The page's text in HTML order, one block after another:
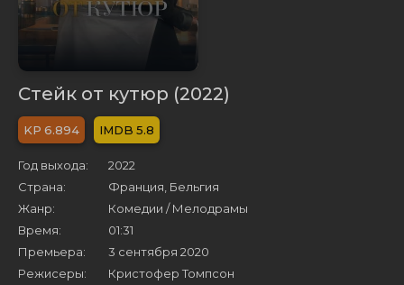
Стейк от кутюр (2022)
6.894 5.8
Год выхода:
2022
Страна:
Франция, Бельгия
Жанр:
Комедии / Мелодрамы
Время:
01:31
Премьера:
3 сентября 2020
Режисеры:
Кристофер Томпсон